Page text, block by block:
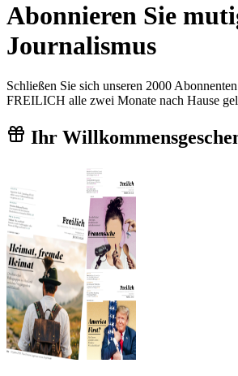
Abonnieren Sie
Journalismus
Schließen Sie sich unseren 2000
FREILICH alle zwei Monate nach Hause
Ihr